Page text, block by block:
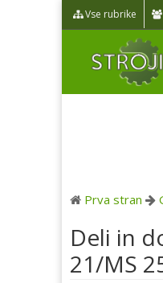
Vse rubrike
Prva stran
Deli in
21/MS